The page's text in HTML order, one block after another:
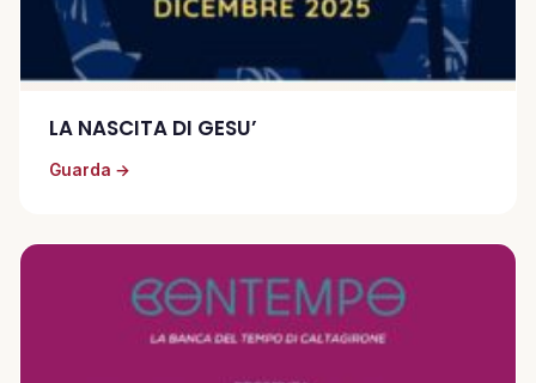
LA NASCITA DI GESU’
Guarda →